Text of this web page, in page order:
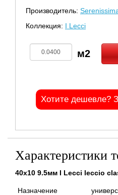
Производитель:
Коллекция: I Lecci
Хотите дешевле?
Характеристики
40x10 9.5мм I Lecci leccio
Назначение